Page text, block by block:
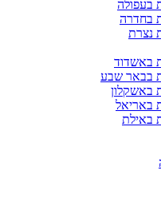
בעפולה
בחדרה
נצרת
באשדוד
בבאר שבע
באשקלון
באריאל
באילת